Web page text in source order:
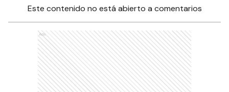
Este contenido no está abierto a comentarios
Ads